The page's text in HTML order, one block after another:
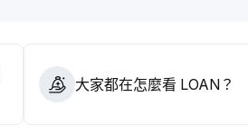
大家都在怎麼看 LOAN？